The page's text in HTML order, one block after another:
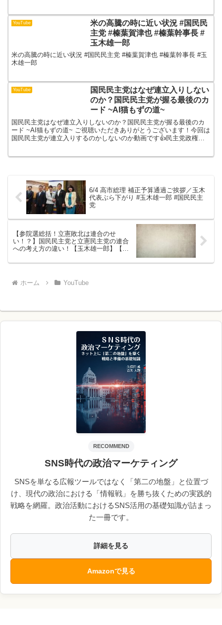
YouTube
米の高騰の時に近い状況 #国民民
主党 #榛葉賀津也 #榛葉幹事長 #
玉木雄一郎
米の高騰の時に近い状況 #国民民主党 #榛葉賀津也 #榛葉幹事長 #玉
木雄一郎
YouTube
国民民主党はなぜ連立入りしない
のか？国民民主党が握る最後のカ
ード ~AI猫もずの道~
国民民主党はなぜ連立入りしないのか？国民民主党が握る最後のカ
ード ~AI猫もずの道~ ご視聴いただきありがとうございます！今回は
国民民主党が連立入りするのかしないのか動画です👍民主党政権が
6/4 高市総理 補正予算通過ご挨拶／玉木
代表ぶら下がり #玉木雄一郎 #国民民主
党
【参院選総括！立憲敗北は連合のせ
い！？】国民民主党と立憲民主党の連合
への考え方の違い！【玉木雄一郎】【国
ホーム YouTube
RECOMMEND
SNS時代の政治マーケティング
SNSを単なる広報ツールではなく「第二の地盤」と位置づ
け、現代の政治における「情報戦」を勝ち抜くための実践的
戦略を網羅。政治活動におけるSNS活用の基礎知識が詰まっ
た一冊です。
詳細を見る
Amazonで見る